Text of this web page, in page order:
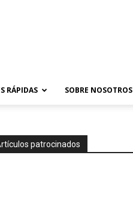
RÁPIDAS SOBRE NOSOTROS
patrocinados